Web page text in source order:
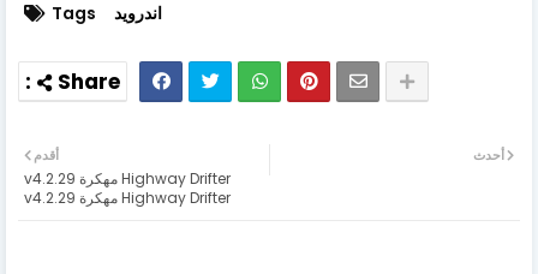
Tags اندرويد
أحدث أقدم
Highway Drifter مهكرة v4.2.29
Highway Drifter مهكرة v4.2.29